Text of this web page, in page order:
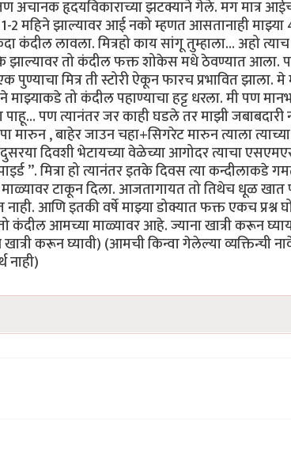
हृदयविकाराच्या झटक्याने गेले. मग मात्र आईचा
महिने झाल्यावर आई नको म्हणत आसतानाही माझ्या 4
कंदील लावला. मित्रहो काय सांगू तुम्हाला… अहो
तो कंदील फक्त शोकेस मधे ठेवण्यात आला. पण
मित्र ती स्टोरी ऐकून फारच प्रभावित झाला. मे
तो कंदील पहाण्याचा हट्ट धरला. मी पण
पण त्यानंतर जर काही घडले तर माझी जबाबदारी
, बाहेर जाउन चहा+सिगरेट मारुन त्याला
दिवशी भेटायच्या वेळेच्या आगोदर त्याचा
”. मित्रा हो त्यानंतर इतके दिवस त्या कन्दीलाकडे
टाकून दिला. आजतागायत तो तिथेच धूळ खात
आणि इतकी वर्षे माझ्या डोक्यात फक्त एकच प्रश्न
कंदील आमच्या माळ्यावर आहे. ज्याना खात्री करून
करून घ्यावी) (आमची किन्वा गेलेल्या व्यक्तिन्ची
नाही)